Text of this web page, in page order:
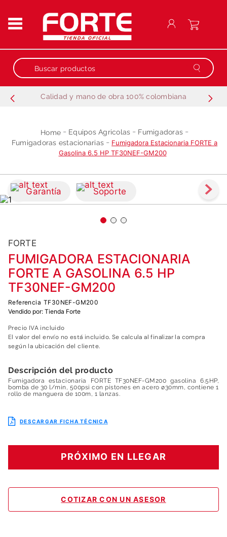
Buscar productos
Calidad y mano de obra 100% colombiana
Equipos Agricolas
Fumigadoras
Fumigadoras estacionarias
Fumigadora Estacionaria FORTE a
Gasolina 6.5 HP TF30NEF-GM200
Garantía Soporte
FORTE
FUMIGADORA ESTACIONARIA
FORTE A GASOLINA 6.5 HP
TF30NEF-GM200
Referencia TF30NEF-GM200
Vendido por: Tienda Forte
Precio IVA incluido
El valor del envío no está incluido. Se calcula al finalizar la compra
según la ubicación del cliente.
Descripción del producto
Fumigadora estacionaria FORTE TF30NEF-GM200 gasolina 6.5HP,
bomba de 30 l/min, 500psi con pistones en acero ø30mm, contiene 1
rollo de manguera de 100m, 1 lanzas.
DESCARGAR FICHA TÉCNICA
PRÓXIMO EN LLEGAR
COTIZAR CON UN ASESOR
2.
generador
motobombas
4.
guadañadora
5.
fumigadora estacionaria
9.
motobombas diesel
10
motosierra